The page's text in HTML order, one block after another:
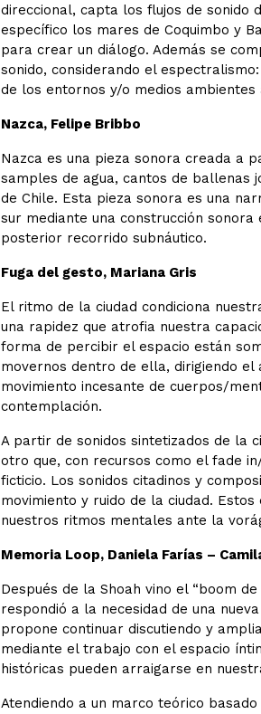
direccional, capta los flujos de sonido
específico los mares de Coquimbo y
para crear un diálogo. Además se
sonido, considerando el
de los entornos y/o medios ambientes
Nazca, Felipe Bribbo
Nazca es una pieza sonora creada a
samples de agua, cantos de ballenas
de Chile. Esta pieza sonora es una
sur mediante una construcción
posterior recorrido subnáutico.
Fuga del gesto, Mariana Gris
El ritmo de la ciudad condiciona
una rapidez que atrofia nuestra
forma de percibir el espacio están
movernos dentro de ella, dirigiendo
movimiento incesante de cuerpos/
contemplación.
A partir de sonidos sintetizados de la
otro que, con recursos como el fade
ficticio. Los sonidos citadinos y
movimiento y ruido de la ciudad.
nuestros ritmos mentales ante la
Memoria Loop, Daniela Farías –
Después de la Shoah vino el “boom
respondió a la necesidad de una
propone continuar discutiendo y
mediante el trabajo con el espacio
históricas pueden arraigarse en
Atendiendo a un marco teórico